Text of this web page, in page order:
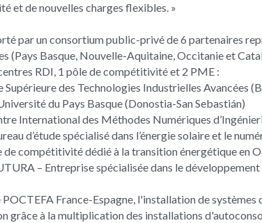
et de nouvelles charges flexibles. »
par un consortium public-privé de 6 partenaires
(Pays Basque, Nouvelle-Aquitaine, Occitanie et
RDI, 1 pôle de compétitivité et 2 PME :
Supérieure des Technologies Industrielles Avancées
du Pays Basque (Donostia-San Sebastián)
International des Méthodes Numériques
d’étude spécialisé dans l’énergie solaire et le
de compétitivité dédié à la transition énergétique en
– Entreprise spécialisée dans le
France-Espagne, l'installation de
grâce à la multiplication des installations